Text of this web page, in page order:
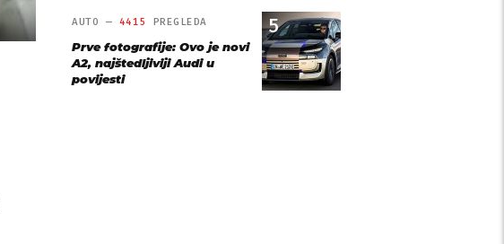
5
AUTO — 4415 PREGLEDA
Prve fotografije: Ovo je novi
A2, najštedljiviji Audi u
povijesti